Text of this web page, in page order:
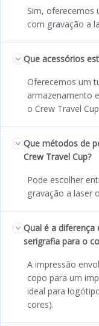
Sim, oferecemos
com gravação a
Que acessórios
Oferecemos um
armazenamento
o Crew Travel
Que métodos de
Crew Travel Cup?
Pode escolher
gravação a laser
Qual é a
serigrafia para o
A impressão
copo para um
ideal para
cores).